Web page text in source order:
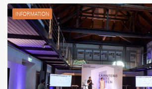
INFORMATION